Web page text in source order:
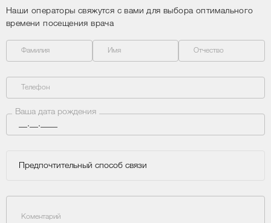
Наши операторы свяжутся с вами для выбора оптимального
времени посещения врача
Фамилия Имя Отчество
Телефон
Ваша дата рождения
Предпочтительный способ связи
Коментарий